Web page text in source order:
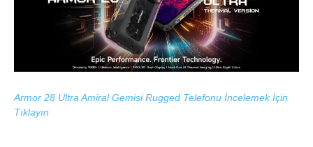
Armor 28 Ultra Amiral Gemisi Rugged Telefonu İncelemek İçin
Tıklayın